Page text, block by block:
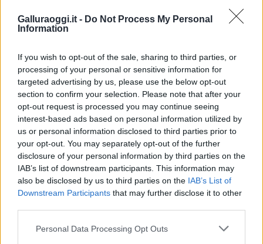
Galluraoggi.it - Do Not Process My Personal
Information
If you wish to opt-out of the sale, sharing to third parties, or
processing of your personal or sensitive information for
targeted advertising by us, please use the below opt-out
section to confirm your selection. Please note that after your
opt-out request is processed you may continue seeing
interest-based ads based on personal information utilized by
us or personal information disclosed to third parties prior to
your opt-out. You may separately opt-out of the further
disclosure of your personal information by third parties on the
IAB’s list of downstream participants. This information may
also be disclosed by us to third parties on the IAB’s List of
Downstream Participants that may further disclose it to other
Please note that this website/app uses one or more Google
Personal Data Processing Opt Outs
F
a
ce
b
o
o
k
T
w
it
te
r
n
te
re
st
h
at
s
A
p
p
h
a
re
Articolo precedente
Prossimo articolo
NOTIZIE RECENTI
Migliori agenzie per l’Attestazione SOA in Italia:
lista delle 4 realtà più efficienti nella g…
“Sul filo del discorso”: sold out ad Olbia per il